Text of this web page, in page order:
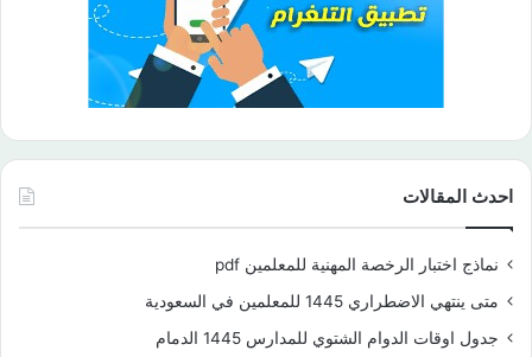
احدث المقالات
نماذج اختبار الرخصة المهنية للمعلمين pdf
متى ينتهي الاضطراري 1445 للمعلمين في السعودية
جدول اوقات الدوام الشتوي للمدارس 1445 الدمام